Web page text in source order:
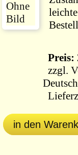
Preis:
zzgl.
in den